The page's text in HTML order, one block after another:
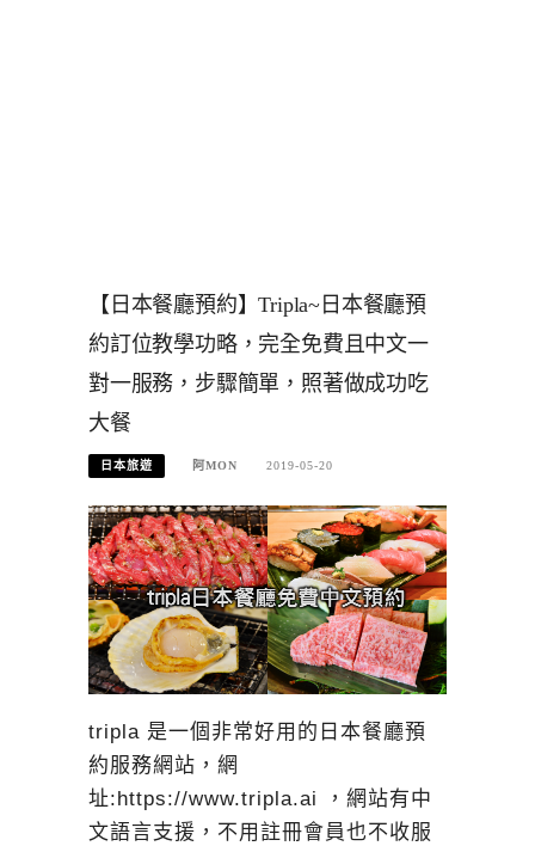
【日本餐廳預約】Tripla~日本餐廳預
約訂位教學功略，完全免費且中文一
對一服務，步驟簡單，照著做成功吃
大餐
日本旅遊 阿MON 2019-05-20
tripla 是一個非常好用的日本餐廳預
約服務網站，網
址:https://www.tripla.ai ，網站有中
文語言支援，不用註冊會員也不收服